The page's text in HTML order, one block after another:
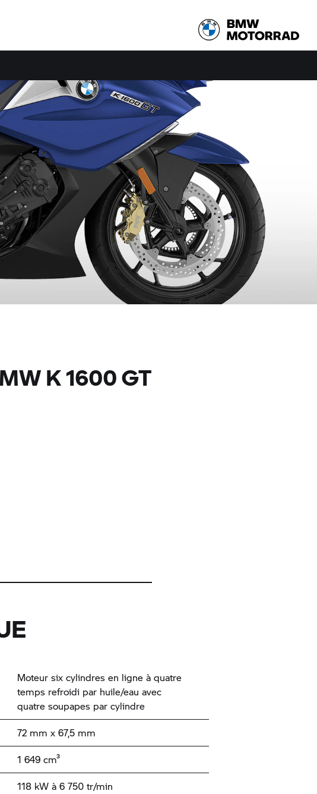
K 1600 GT
Moteur six cylindres en ligne à quatre
temps refroidi par huile/eau avec
quatre soupapes par cylindre
72 mm x 67,5 mm
1 649 cm³
118 kW à 6 750 tr/min